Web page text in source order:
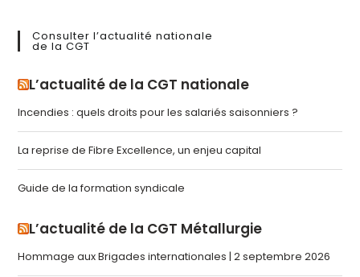
Consulter l’actualité nationale
de la CGT
L’actualité de la CGT nationale
Incendies : quels droits pour les salariés saisonniers ?
La reprise de Fibre Excellence, un enjeu capital
Guide de la formation syndicale
L’actualité de la CGT Métallurgie
Hommage aux Brigades internationales | 2 septembre 2026